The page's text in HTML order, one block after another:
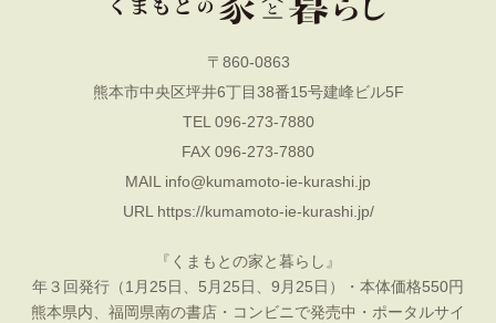
〒860-0863
熊本市中央区坪井6丁目38番15号建峰ビル5F
TEL 096-273-7880
FAX 096-273-7880
MAIL info@kumamoto-ie-kurashi.jp
URL https://kumamoto-ie-kurashi.jp/
『くまもとの家と暮らし』
年３回発行（1月25日、5月25日、9月25日）・本体価格550円
熊本県内、福岡県南の書店・コンビニで発売中・ポータルサイ